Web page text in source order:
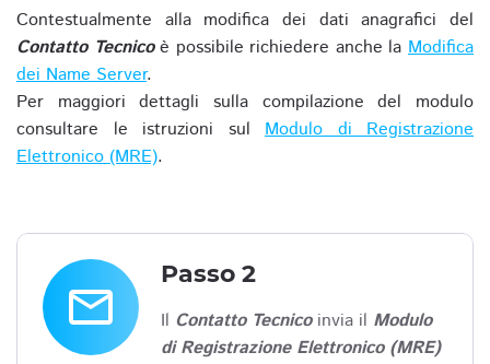
Contestualmente alla modifica dei dati anagrafici del
Contatto Tecnicoè possibile richiedere anche laModifica
dei Name Server.
Per maggiori dettagli sulla compilazione del modulo
consultare le istruzioni sul Modulo di Registrazione
Elettronico (MRE).
email
Passo 2
Il Contatto Tecnicoinvia il Modulo
di Registrazione Elettronico (MRE)